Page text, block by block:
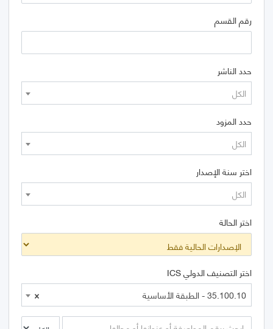
رقم القسم
حدد الناشر
الكل
حدد المزود
الكل
اختر سنة الإصدار
الكل
اختر الحالة
اختر التصنيف الدولي ICS
×
35.100.10 - الطبقة الأساسية